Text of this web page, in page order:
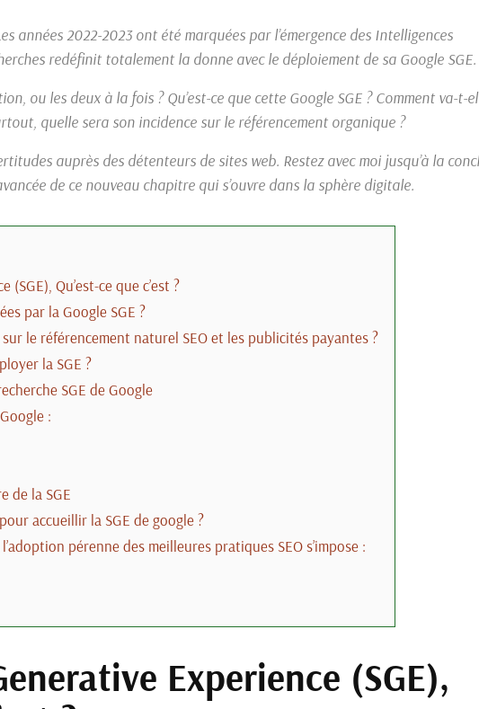
années 2022-2023 ont été marquées par l’émergence des Intelligences
redéfinit totalement la donne avec le déploiement de sa Google SGE.
ou les deux à la fois ? Qu’est-ce que cette Google SGE ? Comment va-t-
quelle sera son incidence sur le référencement organique ?
auprès des détenteurs de sites web. Restez avec moi jusqu’à la
de ce nouveau chapitre qui s’ouvre dans la sphère digitale.
Qu’est-ce que c’est ?
par la Google SGE ?
sur le référencement naturel SEO et les publicités payantes ?
la SGE ?
SGE de Google
:
de la SGE
accueillir la SGE de google ?
pérenne des meilleures pratiques SEO s’impose :
Experience (SGE),